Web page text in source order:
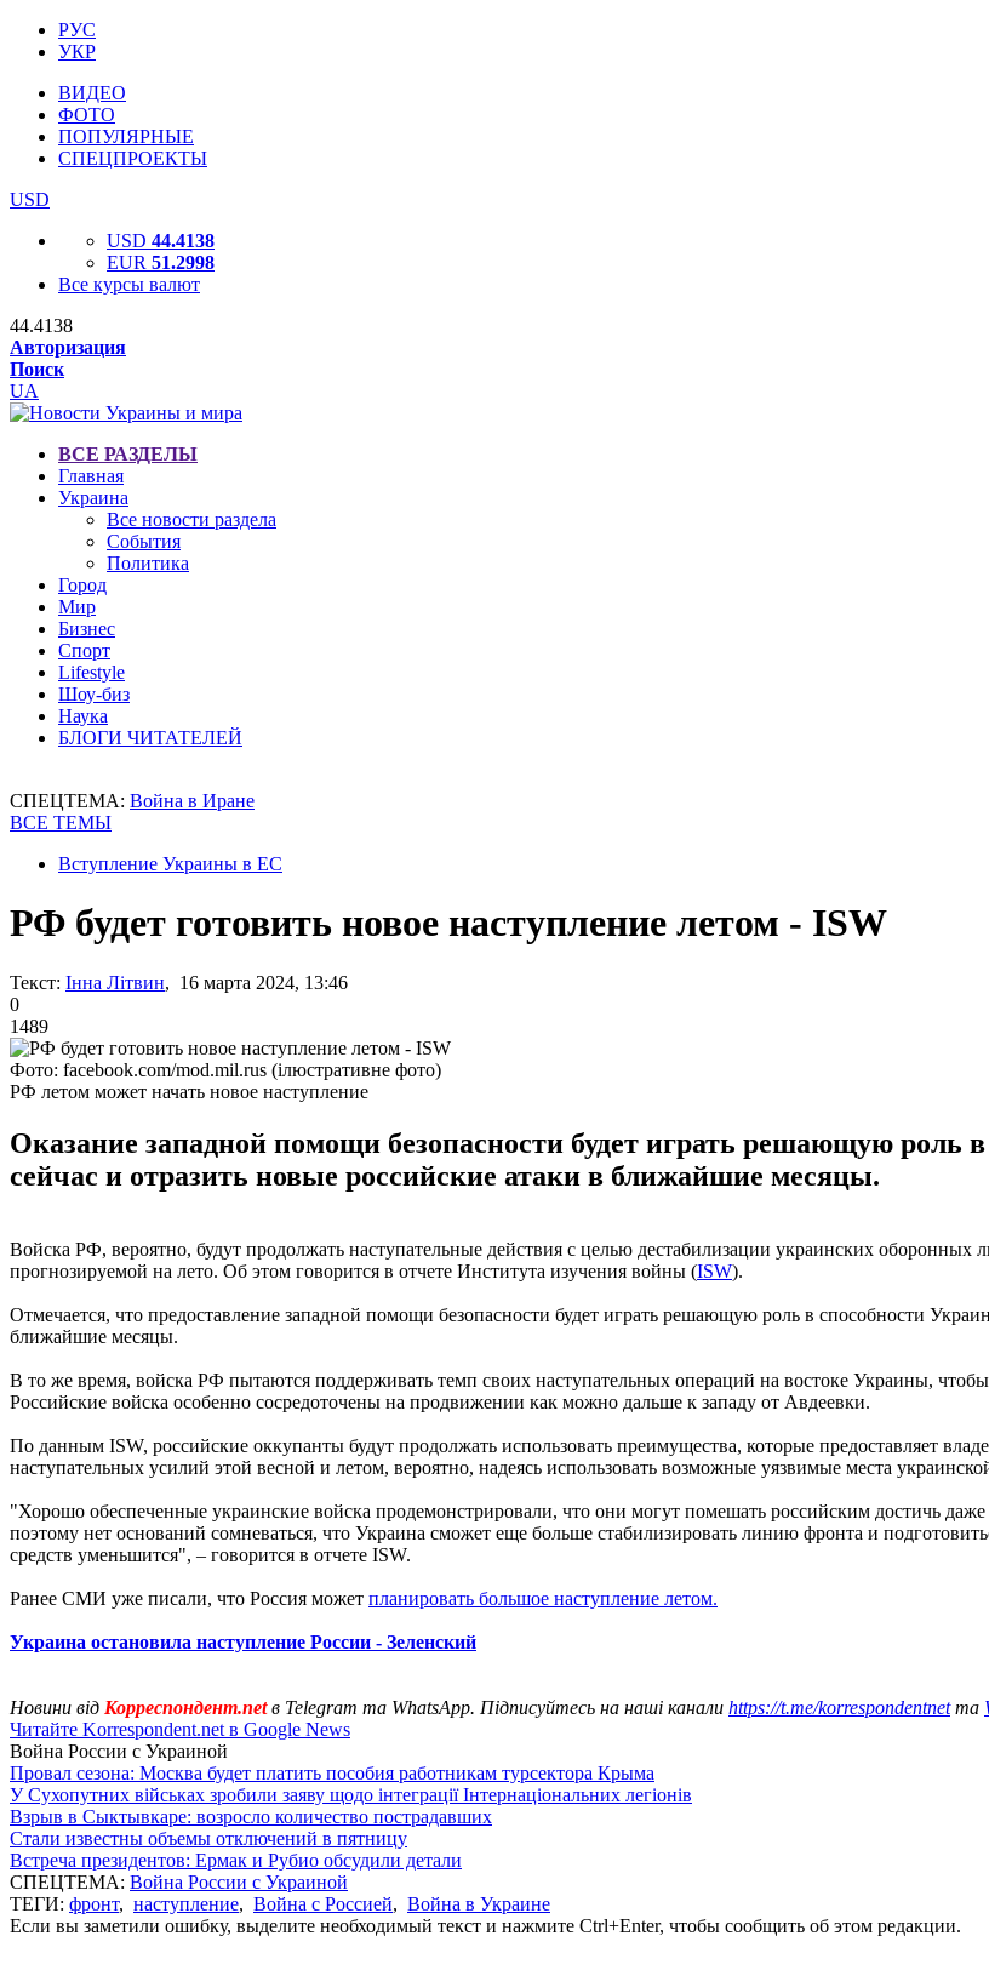
РУС
УКР
ВИДЕО
ФОТО
ПОПУЛЯРНЫЕ
СПЕЦПРОЕКТЫ
USD
USD 44.4138
EUR 51.2998
Все курсы валют
44.4138
Авторизация
Поиск
UA
ВСЕ РАЗДЕЛЫ
Главная
Украина
Все новости раздела
События
Политика
Город
Мир
Бизнес
Спорт
Lifestyle
Шоу-биз
Наука
БЛОГИ ЧИТАТЕЛЕЙ
СПЕЦТЕМА: Война в Иране
ВСЕ ТЕМЫ
Вступление Украины в ЕС
РФ будет готовить новое наступление летом - ISW
Текст: Інна Літвин, 16 марта 2024, 13:46
0
1489
Фото: facebook.com/mod.mil.rus (ілюстративне фото)
РФ летом может начать новое наступление
Оказание западной помощи безопасности будет играть решающую роль
сейчас и отразить новые российские атаки в ближайшие месяцы.
Войска РФ, вероятно, будут продолжать наступательные действия с целью дестабилизации украинских оборонных
прогнозируемой на лето. Об этом говорится в отчете Института изучения войны (ISW).
Отмечается, что предоставление западной помощи безопасности будет играть решающую роль в способности
ближайшие месяцы.
В то же время, войска РФ пытаются поддерживать темп своих наступательных операций на востоке Украины,
Российские войска особенно сосредоточены на продвижении как можно дальше к западу от Авдеевки.
По данным ISW, российские оккупанты будут продолжать использовать преимущества, которые предоставляет
наступательных усилий этой весной и летом, вероятно, надеясь использовать возможные уязвимые места
"Хорошо обеспеченные украинские войска продемонстрировали, что они могут помешать российским достичь
поэтому нет оснований сомневаться, что Украина сможет еще больше стабилизировать линию фронта и
средств уменьшится", – говорится в отчете ISW.
Ранее СМИ уже писали, что Россия может планировать большое наступление летом.
Украина остановила наступление России - Зеленский
Новини від Корреспондент.netв Telegram та WhatsApp. Підписуйтесь на наші канали https://t.me/korrespondentnetта
Читайте Korrespondent.net в Google News
Война России с Украиной
Провал сезона: Москва будет платить пособия работникам турсектора Крыма
У Сухопутних військах зробили заяву щодо інтеграції Інтернаціональних легіонів
Взрыв в Сыктывкаре: возросло количество пострадавших
Стали известны объемы отключений в пятницу
Встреча президентов: Ермак и Рубио обсудили детали
СПЕЦТЕМА: Война России с Украиной
ТЕГИ: фронт, наступление, Война с Россией, Война в Украине
Если вы заметили ошибку, выделите необходимый текст и нажмите Ctrl+Enter, чтобы сообщить об этом редакции.